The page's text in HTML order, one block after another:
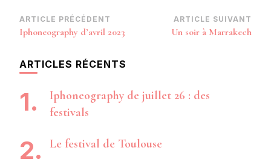
Navigation
d’article
ARTICLE PRÉCÉDENT
Iphoneography d’avril 2023
ARTICLE SUIVANT
Un soir à Marrakech
ARTICLES RÉCENTS
Iphoneography de juillet 26 : des
festivals
Le festival de Toulouse